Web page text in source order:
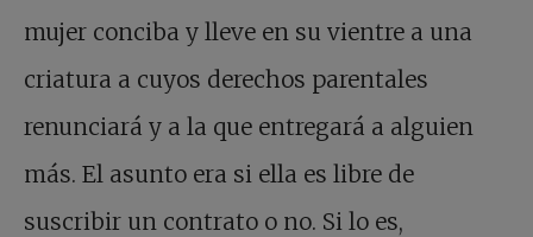
mujer conciba y lleve en su vientre a una
criatura a cuyos derechos parentales
renunciará y a la que entregará a alguien
más. El asunto era si ella es libre de
suscribir un contrato o no. Si lo es,